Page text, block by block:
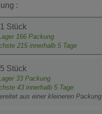
:
1 Stück
166 Packung
215 innerhalb 5 Tage
5 Stück
33 Packung
43 innerhalb 5 Tage
aus einer kleineren Packung